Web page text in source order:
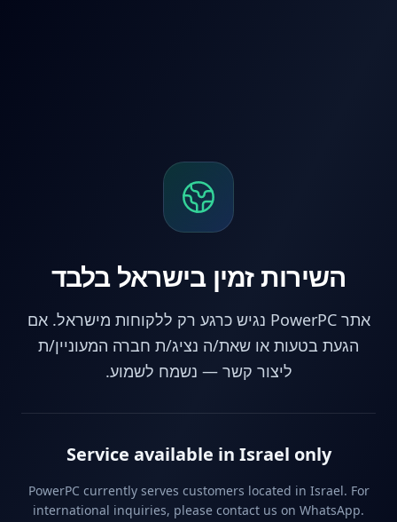
השירות זמין בישראל בלבד
אתר PowerPC נגיש כרגע רק ללקוחות מישראל. אם
הגעת בטעות או שאת/ה נציג/ת חברה המעוניין/ת
ליצור קשר — נשמח לשמוע.
Service available in Israel only
PowerPC currently serves customers located in Israel. For
international inquiries, please contact us on WhatsApp.